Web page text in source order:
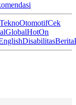
TeknoOtomotifCek
GlobalHotOn
DisabilitasBerita